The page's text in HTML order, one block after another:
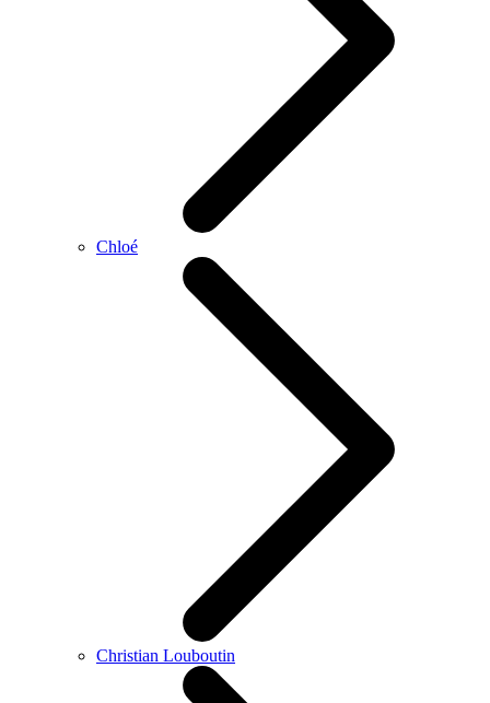
Chloé
Christian Louboutin